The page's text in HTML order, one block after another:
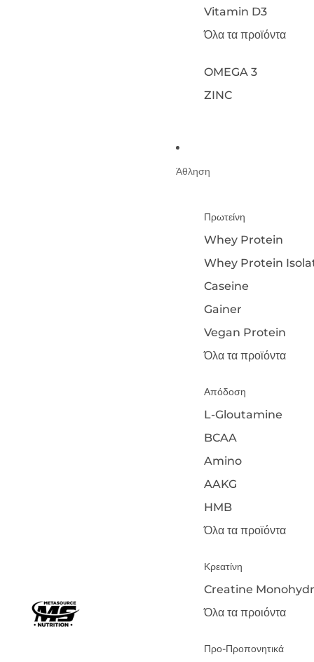
Vitamin D3
Όλα τα προϊόντα
OMEGA 3
ZINC
Άθληση
Πρωτείνη
Whey Protein
Whey Protein
Caseine
Gainer
Vegan Protein
Όλα τα προϊόντα
Απόδοση
L-Gloutamine
BCAA
Amino
AAKG
HMB
Όλα τα προϊόντα
Κρεατίνη
Creatine
Όλα τα προιόντα
Προ-Προπονητικά